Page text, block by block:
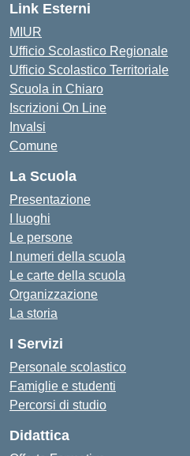
Link Esterni
MIUR
Ufficio Scolastico Regionale
Ufficio Scolastico Territoriale
Scuola in Chiaro
Iscrizioni On Line
Invalsi
Comune
La Scuola
Presentazione
I luoghi
Le persone
I numeri della scuola
Le carte della scuola
Organizzazione
La storia
I Servizi
Personale scolastico
Famiglie e studenti
Percorsi di studio
Didattica